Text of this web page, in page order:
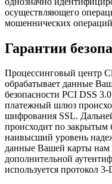
осуществляющего
мошеннических
Гарантии
Процессинговый центр
обрабатывает данные
безопасности PCI DSS
платежный шлюз
шифрования SSL.
происходит по
наивысший уровень
данные Вашей карты
дополнительной
используется протокол 3-